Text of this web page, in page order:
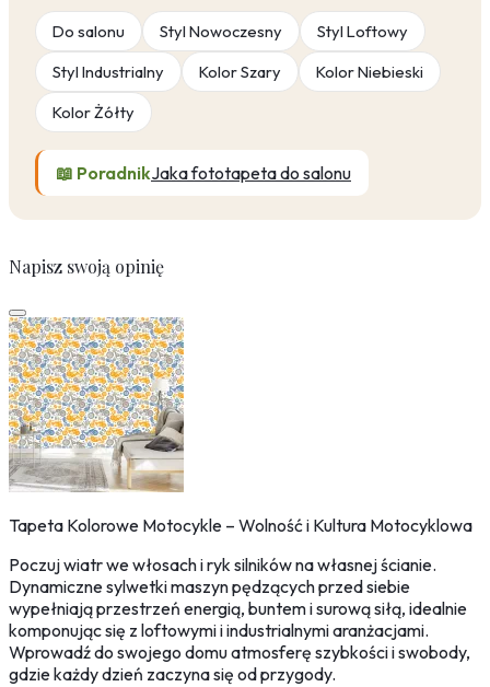
Do salonu Styl Nowoczesny
Styl Loftowy
Styl Industrialny
Kolor Szary
Kolor Niebieski
Kolor Żółty
📖 PoradnikJaka fototapeta do salonu
Napisz swoją opinię
Tapeta Kolorowe Motocykle – Wolność i Kultura Motocyklowa
Poczuj wiatr we włosach i ryk silników na własnej ścianie.
Dynamiczne sylwetki maszyn pędzących przed siebie
wypełniają przestrzeń energią, buntem i surową siłą, idealnie
komponując się z loftowymi i industrialnymi aranżacjami.
Wprowadź do swojego domu atmosferę szybkości i swobody,
gdzie każdy dzień zaczyna się od przygody.